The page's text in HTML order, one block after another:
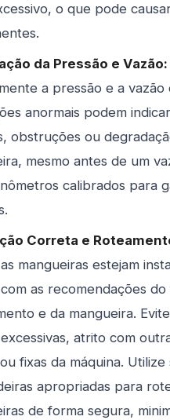
o que pode
da Pressão e Vazão:
a pressão e a vazão
anormais podem
obstruções ou
mesmo antes de um
calibrados para
Correta e
mangueiras estejam
as recomendações
e da mangueira.
atrito com
fixas da máquina.
apropriadas para
de forma segura,